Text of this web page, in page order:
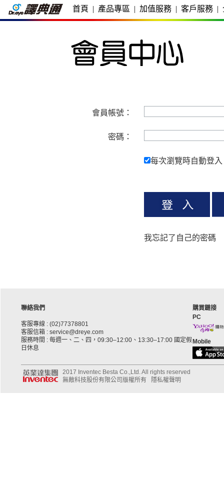
首頁 | 產品專區 | 加值服務 | 客戶服務 |
會員帳號：
密碼：
每次瀏覽時自動登入
我忘記了自己的密碼
聯絡我們
客服專線 : (02)77378801
客服信箱 : service@dreye.com
服務時間 : 每週一、二、四，09:30–12:00、13:30–17:00 國定假
日休息
購買鏈接
PC
Mobile
2017 Inventec Besta Co.,Ltd. All rights reserved
無敵科技股份有限公司版權所有
隱私權聲明